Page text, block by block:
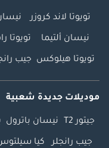
تويوتا لاند كروزر
نيسان ألتيما تويوتا
تويوتا هيلوكس جيب
موديلات جديدة شعبية
جيتور T2 نيسان باترول
جيب رانجلر كيا